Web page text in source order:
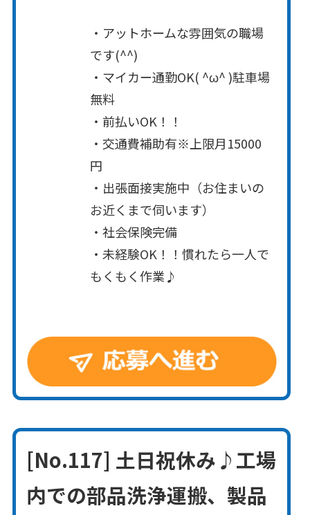
・アットホームな雰囲気の職場
です(^^)
・マイカー通勤OK( ^ω^ )駐車場
無料
・前払いOK！！
・交通費補助有※上限月15000
円
・出張面接実施中（お住まいの
お近くまで伺います）
・社会保険完備
・未経験OK！！慣れたら一人で
もくもく作業♪
[No.117] 土日祝休み♪工場
内での部品洗浄運搬、製品